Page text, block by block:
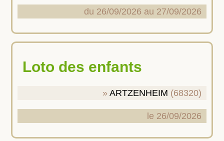
du 26/09/2026 au 27/09/2026
Loto des enfants
ARTZENHEIM (68320)
le 26/09/2026